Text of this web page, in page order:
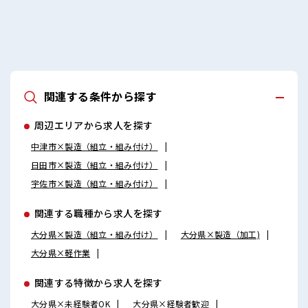
関連する条件から探す
周辺エリアから求人を探す
中津市×製造（組立・組み付け）
日田市×製造（組立・組み付け）
宇佐市×製造（組立・組み付け）
関連する職種から求人を探す
大分県×製造（組立・組み付け）
大分県×製造（加工)
大分県×軽作業
関連する特徴から求人を探す
大分県×未経験者OK 大分県×経験者歓迎